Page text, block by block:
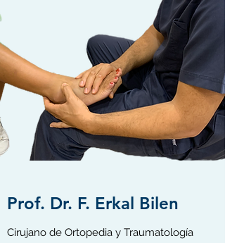
Prof. Dr. F. Erkal Bilen
Cirujano de Ortopedia y Traumatología